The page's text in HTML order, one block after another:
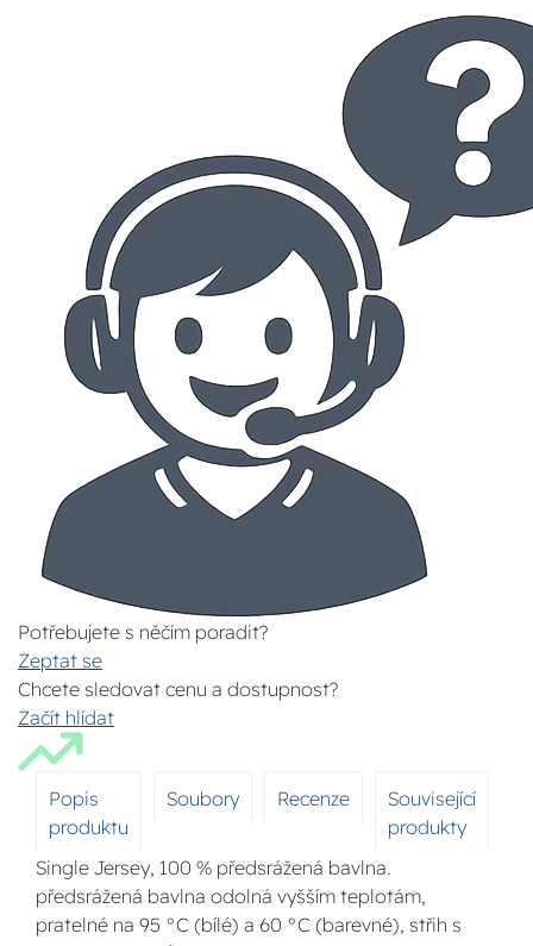
Potřebujete s něčím poradit?
Zeptat se
Chcete sledovat cenu a dostupnost?
Začít hlídat
Popis
produktu
Soubory Recenze
Související
produkty
Single Jersey, 100 % předsrážená bavlna.
předsrážená bavlna odolná vyšším teplotám,
pratelné na 95 °C (bílé) a 60 °C (barevné), střih s